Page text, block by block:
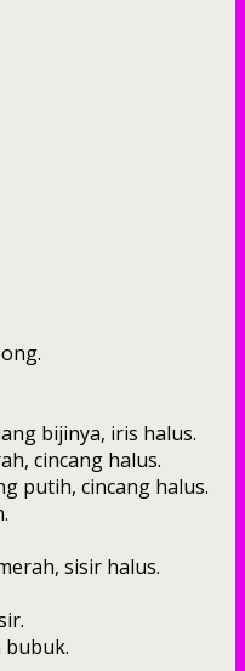
bijinya, iris halus.
cincang halus.
putih, cincang halus.
sisir halus.
bubuk.